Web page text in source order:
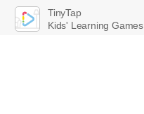
TinyTap
Kids' Learning Games